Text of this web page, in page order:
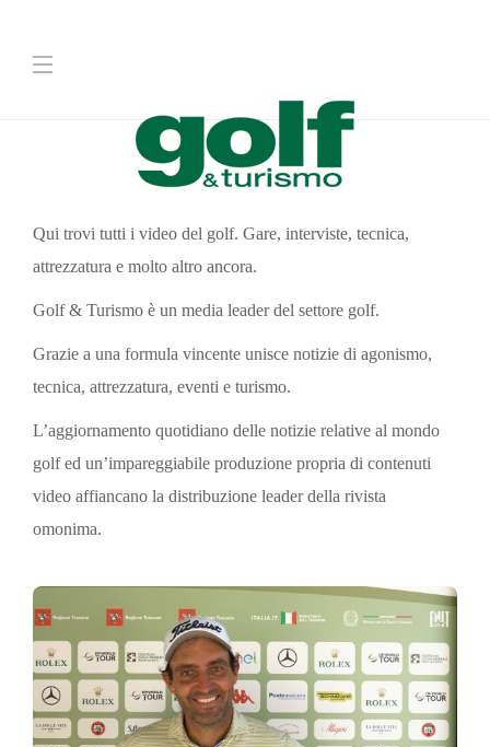
Qui trovi tutti i video del golf. Gare, interviste, tecnica,
attrezzatura e molto altro ancora.
Golf & Turismo è un media leader del settore golf.
Grazie a una formula vincente unisce notizie di agonismo,
tecnica, attrezzatura, eventi e turismo.
L’aggiornamento quotidiano delle notizie relative al mondo
golf ed un’impareggiabile produzione propria di contenuti
video affiancano la distribuzione leader della rivista
omonima.